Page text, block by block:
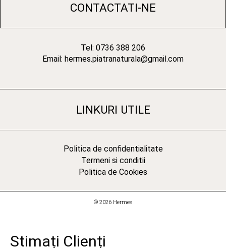
CONTACTATI-NE
Tel: 0736 388 206
Email: hermes.piatranaturala@gmail.com
LINKURI UTILE
Politica de confidentialitate
Termeni si conditii
Politica de Cookies
© 2026 Hermes
Stimați Clienți